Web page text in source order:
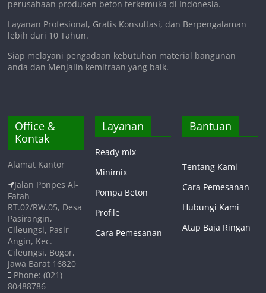
perusahaan produsen beton terkemuka di Indonesia.
Layanan Profesional, Gratis Konsultasi, dan Berpengalaman
lebih dari 10 Tahun.
Siap melayani pengadaan kebutuhan material bangunan
anda dan Menjalin kemitraan yang baik.
Office &
Kontak
Alamat Kantor
Jalan Ponpes Al-
Fatah
RT.02/RW.05, Desa
Pasirangin,
Cileungsi, Pasir
Angin, Kec.
Cileungsi, Bogor,
Jawa Barat 16820
Phone: (021)
80488786
Layanan
Ready mix
Minimix
Pompa Beton
Profile
Cara Pemesanan
Bantuan
Tentang Kami
Cara Pemesanan
Hubungi Kami
Atap Baja Ringan